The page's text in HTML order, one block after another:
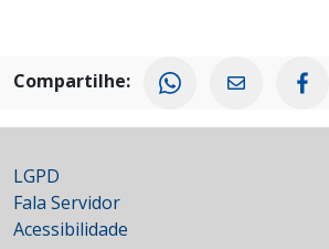
Compartilhe:
LGPD
Fala Servidor
Acessibilidade